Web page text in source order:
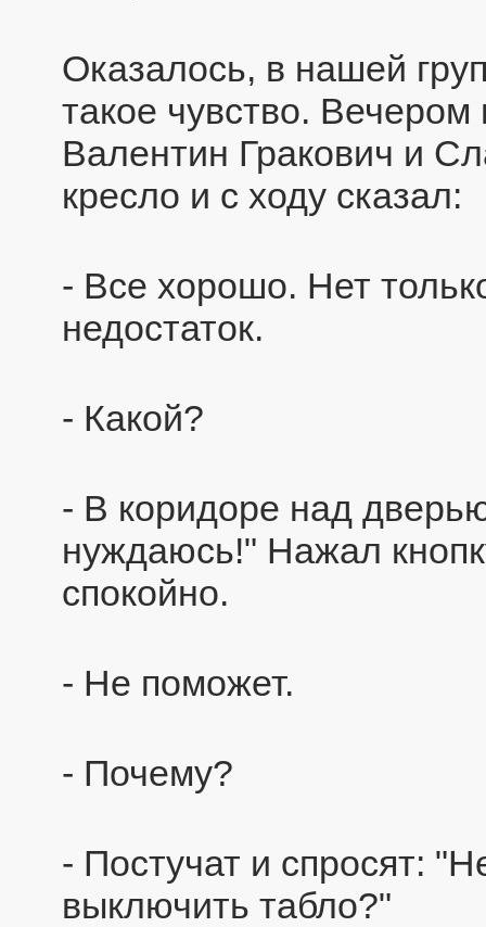
Оказалось, в нашей
такое чувство.
Валентин Гракович и
кресло и с ходу сказал:
- Все хорошо. Нет
недостаток.
- Какой?
- В коридоре над
нуждаюсь!" Нажал
спокойно.
- Не поможет.
- Почему?
- Постучат и спросят:
выключить табло?"